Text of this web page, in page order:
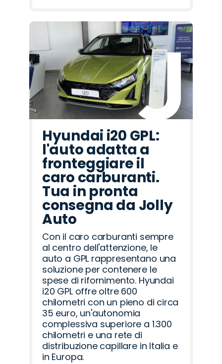
Hyundai i20 GPL:
l'auto adatta a
fronteggiare il
caro carburanti.
Tua in pronta
consegna da Jolly
Auto
Con il caro carburanti sempre
al centro dell'attenzione, le
auto a GPL rappresentano una
soluzione per contenere le
spese di rifornimento. Hyundai
i20 GPL offre oltre 600
chilometri con un pieno di circa
35 euro, un'autonomia
complessiva superiore a 1.300
chilometri e una rete di
distribuzione capillare in Italia e
in Europa.